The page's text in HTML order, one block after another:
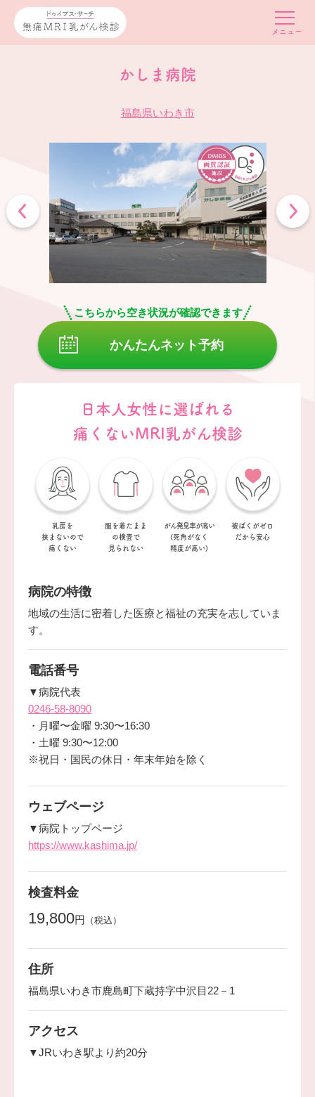
かしま病院
福島県いわき市
こちらから空き状況が確認できます
かんたんネット予約
日本人女性に選ばれる
痛くないMRI乳がん検診
乳房を
挟まない ので
痛くない
服を着たまま
の検査で
見られない
がん発見率が高い
(死角がなく
精度が高い)
被ばくがゼロ
だから安心
病院の特徴
地域の生活に密着した医療と福祉の充実を志していま
す。
電話番号
▼病院代表
0246-58-8090
・月曜〜金曜 9:30〜16:30
・土曜 9:30〜12:00
※祝日・国民の休日・年末年始を除く
ウェブページ
▼病院トップページ
https://www.kashima.jp/
検査料金
19,800円 （税込）
住所
福島県いわき市鹿島町下蔵持字中沢目22－1
アクセス
▼JRいわき駅より約20分